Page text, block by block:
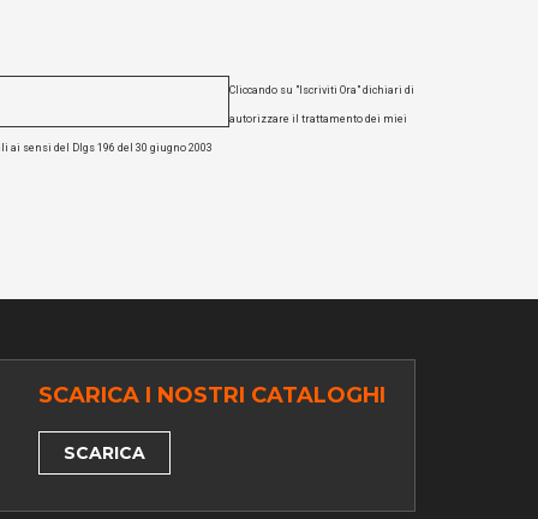
Cliccando su "Iscriviti Ora" dichiari di
autorizzare il trattamento dei miei
ai sensi del Dlgs 196 del 30 giugno 2003
SCARICA I NOSTRI CATALOGHI
SCARICA